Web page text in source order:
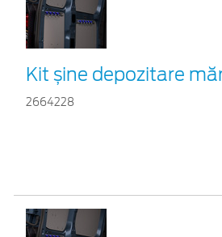
Kit șine depozitare
2664228